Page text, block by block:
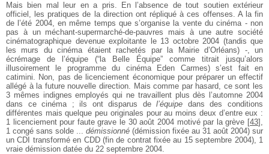
Mais bien mal leur en a pris. En l’absence de tout soutien extérieur
officiel, les pratiques de la direction ont répliqué à ces offenses. A la fin
de l’été 2004, en même temps que s’organise la vente du cinéma - non
pas à un méchant-supermarché-de-pauvres mais à une autre société
cinématographique devenue exploitante le 13 octobre 2004 (tandis que
les murs du cinéma étaient rachetés par la Mairie d’Orléans) -, un
écrémage de l’équipe (“la Belle Équipe” comme titrait jusqu’alors
illusoirement le programme du cinéma Eden Carmes) s’est fait en
catimini. Non, pas de licenciement économique pour préparer un effectif
allégé à la future nouvelle direction. Mais comme par hasard, ce sont les
3 mêmes indignes employés qui ne travaillent plus dès l’automne 2004
dans ce cinéma ; ils ont disparus del’équipe dans des conditions
différentes mais quelque peu originales pour au moins deux d’entre eux :
1 licenciement pour faute grave le 30 août 2004 motivé par la grève [43] ,
1 congé sans solde ... démissionné (démission fixée au 31 août 2004) sur
un CDI transformé en CDD (fin de contrat fixée au 15 septembre 2004), 1
vraie démission datée du 22 septembre 2004.